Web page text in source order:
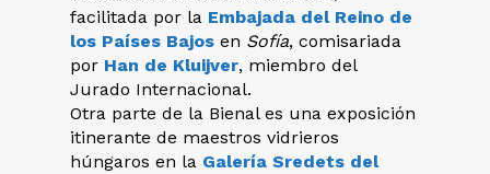
facilitada por la Embajada del Reino de
los Países Bajos en Sofía, comisariada
por Han de Kluijver, miembro del
Jurado Internacional.
Otra parte de la Bienal es una exposición
itinerante de maestros vidrieros
húngaros en la Galería Sredets del